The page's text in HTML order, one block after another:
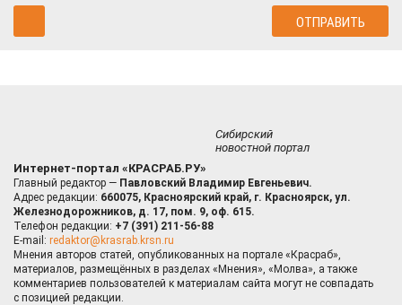
Сибирский
новостной портал
Интернет-портал «КРАСРАБ.РУ»
Главный редактор — Павловский Владимир Евгеньевич.
Адрес редакции: 660075, Красноярский край, г. Красноярск, ул.
Железнодорожников, д. 17, пом. 9, оф. 615.
Телефон редакции: +7 (391) 211-56-88
E-mail: redaktor@krasrab.krsn.ru
Мнения авторов статей, опубликованных на портале «Красраб»,
материалов, размещённых в разделах «Мнения», «Молва», а также
комментариев пользователей к материалам сайта могут не совпадать
с позицией редакции.